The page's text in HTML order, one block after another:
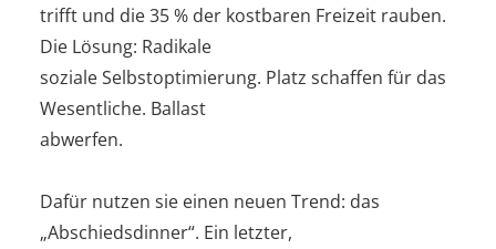
trifft und die 35 % der kostbaren Freizeit rauben.
Die Lösung: Radikale
soziale Selbstoptimierung. Platz schaffen für das
Wesentliche. Ballast
abwerfen.
Dafür nutzen sie einen neuen Trend: das
„Abschiedsdinner“. Ein letzter,